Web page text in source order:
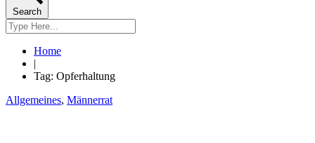
Search
Home
|
Tag: Opferhaltung
Allgemeines, Männerrat